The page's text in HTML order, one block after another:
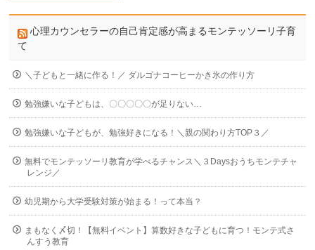
心理カウンセラーの自己肯定感が高まるモンテッソーリ子育
て
＼子どもと一緒に作る！／ ダルゴナコーヒーかき氷の作り方
勉強嫌いな子どもは、〇〇〇〇〇が足りない…
勉強嫌いな子どもが、勉強好きになる！＼親の関わり方TOP３／
無料でモンテッソーリ教育が学べるチャンス＼３Daysおうちモンテチャ
レンジ／
幼児期から大学受験対策が始まる！って本当？
まもなく〆切！【無料イベント】算数好きな子どもに育つ！モンテ式さ
んすう教育